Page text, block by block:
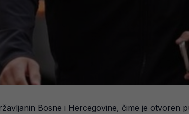
Bosne i Hercegovine, čime je otvoren